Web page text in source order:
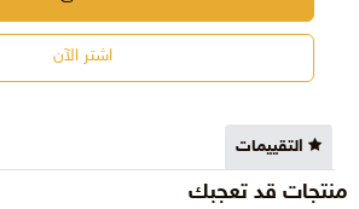
اشتر الآن
التقييمات
منتجات قد تعجبك